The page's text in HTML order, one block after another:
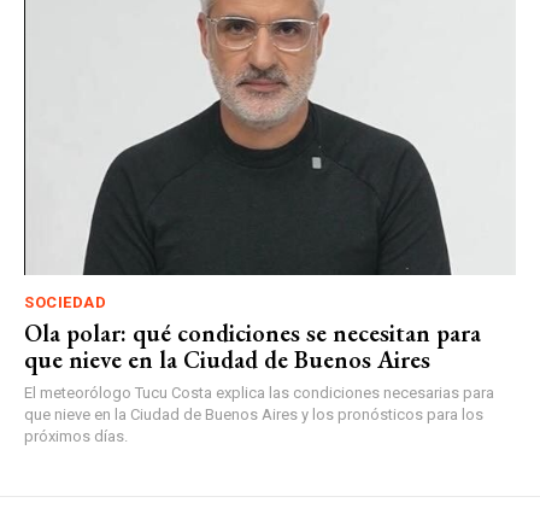
SOCIEDAD
Ola polar: qué condiciones se necesitan para
que nieve en la Ciudad de Buenos Aires
El meteorólogo Tucu Costa explica las condiciones necesarias para
que nieve en la Ciudad de Buenos Aires y los pronósticos para los
próximos días.